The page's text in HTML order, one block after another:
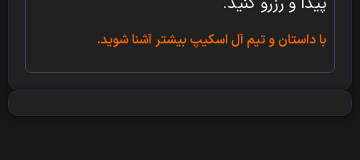
با داستان و تیم آل اسکیپ بیشتر آشنا شوید.